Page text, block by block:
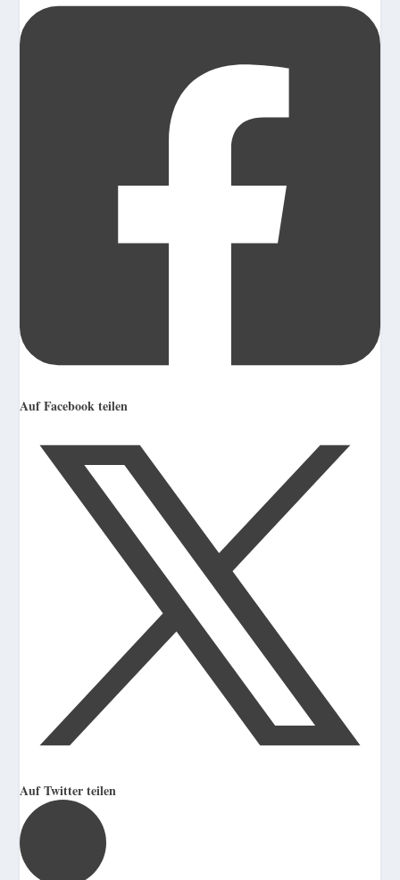
Auf Facebook teilen
Auf Twitter teilen